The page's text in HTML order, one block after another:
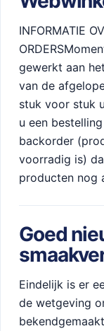
INFORMATIE
gewerkt aan
van de
stuk voor stuk
u een
backorder
voorradig is)
producten nog
Goed
Eindelijk is er
de wetgeving